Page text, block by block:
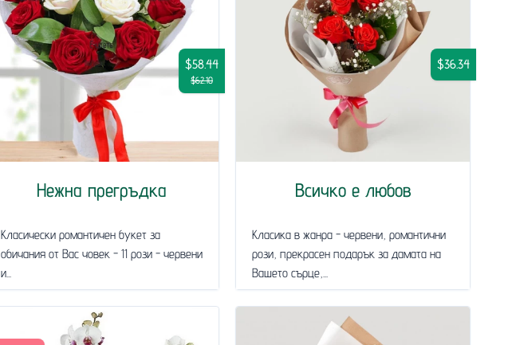
Нежна прегръдка
$58.44
$62.10
Класически романтичен букет за
обичания от Вас човек - 11 рози - червени
и...
Всичко е любов
$36.34
Класика в жанра - червени, романтични
рози, прекрасен подарък за дамата на
Вашето сърце,...